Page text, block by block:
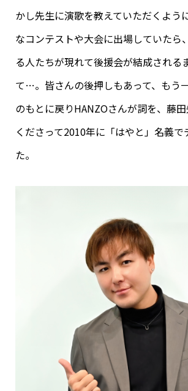
かし先生に演歌を教えていただくよう
なコンテストや大会に出場していたら
る人たちが現れて後援会が結成される
て…。皆さんの後押しもあって、もう
のもとに戻りHANZOさんが詞を、藤
くださって2010年に「はやと」名義で
た。